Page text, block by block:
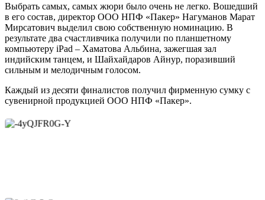
Выбрать самых, самых жюри было очень не легко. Вошедший
в его состав, директор ООО НПФ «Пакер» Нагуманов Марат
Мирсатович выделил свою собственную номинацию. В
результате два счастливчика получили по планшетному
компьютеру iPad – Хаматова Альбина, зажегшая зал
индийским танцем, и Шайхайдаров Айнур, поразивший
сильным и мелодичным голосом.
Каждый из десяти финалистов получил фирменную сумку с
сувенирной продукцией ООО НПФ «Пакер».